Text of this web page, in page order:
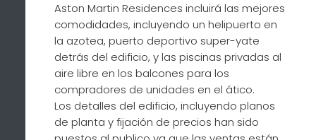
Aston Martin Residences incluirá las mejores
comodidades, incluyendo un helipuerto en
la azotea, puerto deportivo super-yate
detrás del edificio, y las piscinas privadas al
aire libre en los balcones para los
compradores de unidades en el ático.
Los detalles del edificio, incluyendo planos
de planta y fijación de precios han sido